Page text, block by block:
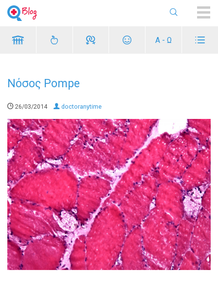
Α - Ω
Νόσος Pompe
26/03/2014 doctoranytime